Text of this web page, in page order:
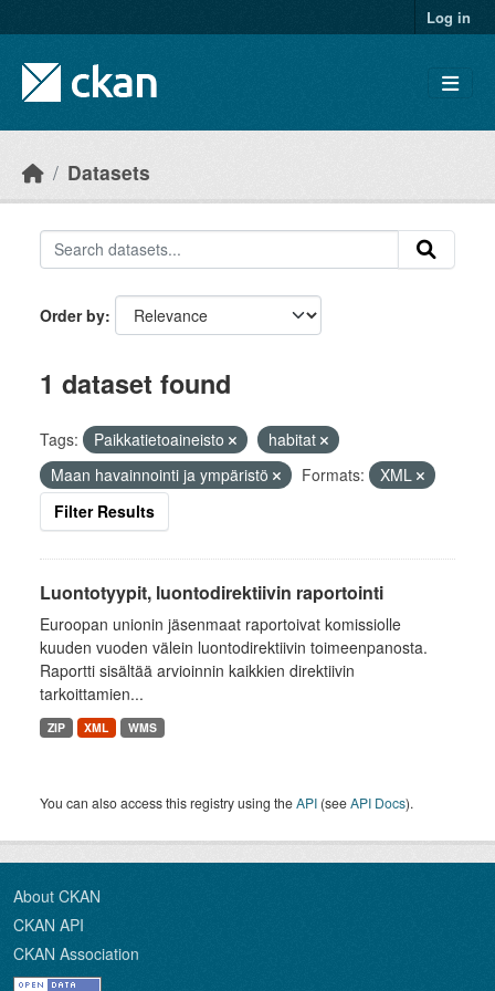
Log in
Datasets
Order by
1 dataset found
Tags: Paikkatietoaineisto
habitat
Maan havainnointi ja ympäristö
Formats:
XML
Filter Results
Luontotyypit, luontodirektiivin raportointi
Euroopan unionin jäsenmaat raportoivat komissiolle
kuuden vuoden välein luontodirektiivin toimeenpanosta.
Raportti sisältää arvioinnin kaikkien direktiivin
tarkoittamien...
ZIP XML WMS
You can also access this registry using theAPI (seeAPI Docs).
About CKAN
CKAN API
CKAN Association